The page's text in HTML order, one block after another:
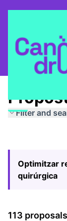
Pla Estratègic
Filter and
Optimitzar
quirúrgica
113 proposals